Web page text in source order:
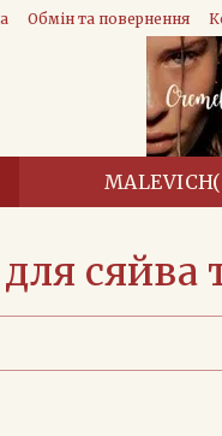
Обмін та повернення
сяйва